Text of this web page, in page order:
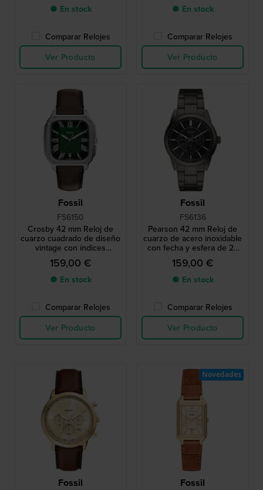
● En stock
Comparar Relojes
Ver Producto
● En stock
Comparar Relojes
Ver Producto
Fossil
FS6150
Crosby 42 mm Reloj de
cuarzo cuadrado de diseño
vintage con índices
romanos
159,00 €
● En stock
Comparar Relojes
Ver Producto
Fossil
FS6136
Pearson 42 mm Reloj de
cuarzo de acero inoxidable
con fecha y esfera de 24
horas
159,00 €
● En stock
Comparar Relojes
Ver Producto
Fossil Fossil
Novedades